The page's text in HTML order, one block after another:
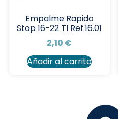
Empalme Rapido
Stop 16-22 Tl Ref.16.01
2,10 €
Añadir al carrito